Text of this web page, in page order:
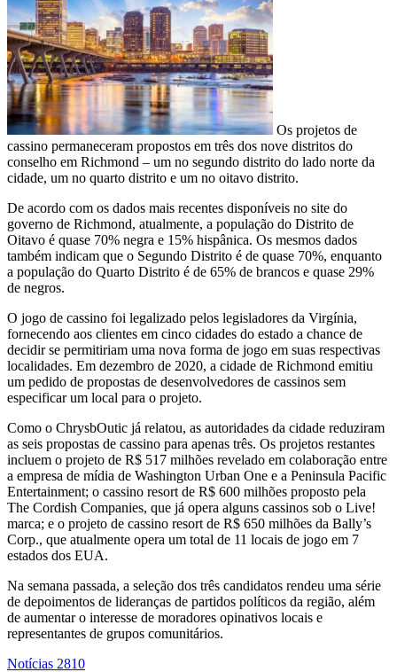
Os projetos de
cassino permaneceram propostos em três dos nove distritos do
conselho em Richmond – um no segundo distrito do lado norte da
cidade, um no quarto distrito e um no oitavo distrito.
De acordo com os dados mais recentes disponíveis no site do
governo de Richmond, atualmente, a população do Distrito de
Oitavo é quase 70% negra e 15% hispânica. Os mesmos dados
também indicam que o Segundo Distrito é de quase 70%, enquanto
a população do Quarto Distrito é de 65% de brancos e quase 29%
de negros.
O jogo de cassino foi legalizado pelos legisladores da Virgínia,
fornecendo aos clientes em cinco cidades do estado a chance de
decidir se permitiriam uma nova forma de jogo em suas respectivas
localidades. Em dezembro de 2020, a cidade de Richmond emitiu
um pedido de propostas de desenvolvedores de cassinos sem
especificar um local para o projeto.
Como o ChrysbOutic já relatou, as autoridades da cidade reduziram
as seis propostas de cassino para apenas três. Os projetos restantes
incluem o projeto de R$ 517 milhões revelado em colaboração entre
a empresa de mídia de Washington Urban One e a Peninsula Pacific
Entertainment; o cassino resort de R$ 600 milhões proposto pela
The Cordish Companies, que já opera alguns cassinos sob o Live!
marca; e o projeto de cassino resort de R$ 650 milhões da Bally’s
Corp., que atualmente opera um total de 11 locais de jogo em 7
estados dos EUA.
Na semana passada, a seleção dos três candidatos rendeu uma série
de depoimentos de lideranças de partidos políticos da região, além
de aumentar o interesse de moradores opinativos locais e
representantes de grupos comunitários.
Notícias 2810